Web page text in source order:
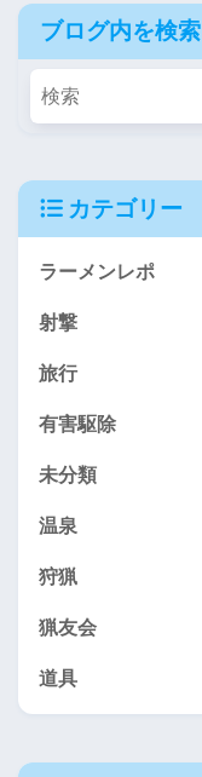
ブログ内を検索
カテゴリー
ラーメンレポ
射撃
旅行
有害駆除
未分類
温泉
狩猟
猟友会
道具